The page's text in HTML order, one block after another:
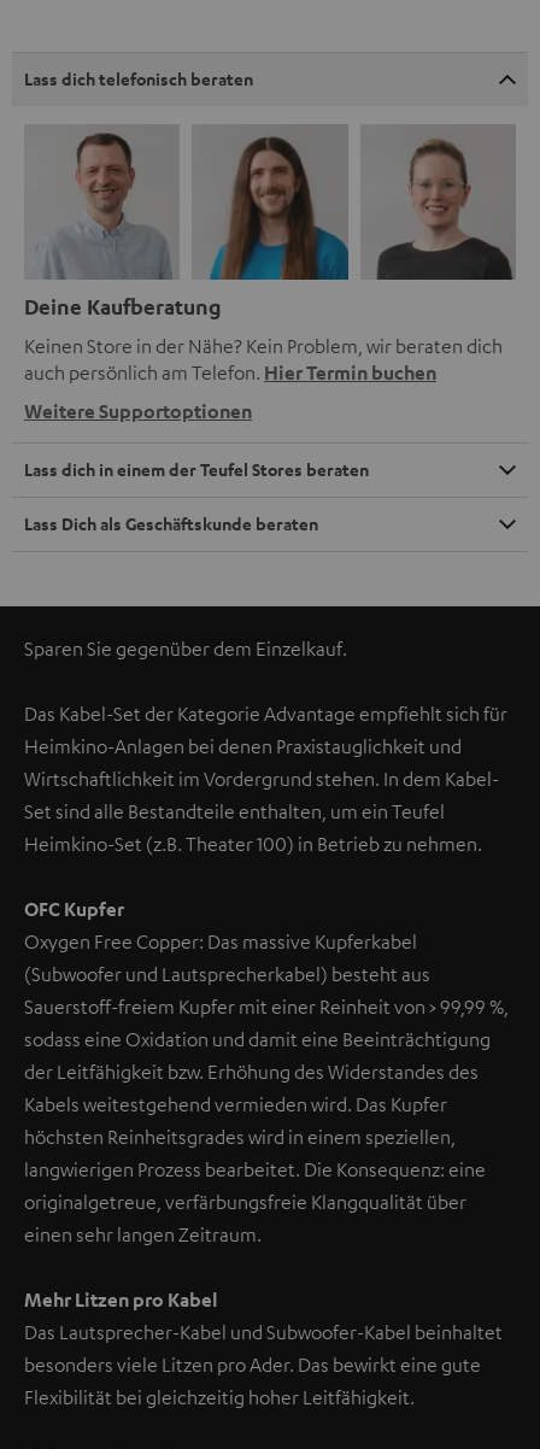
Lass dich telefonisch beraten
Deine Kaufberatung
Keinen Store in der Nähe? Kein Problem, wir beraten dich
auch persönlich am Telefon. Hier Termin buchen
Weitere Supportoptionen
Lass dich in einem der Teufel Stores beraten
Lass Dich als Geschäftskunde beraten
Sparen Sie gegenüber dem Einzelkauf.
Das Kabel-Set der Kategorie Advantage empfiehlt sich für
Heimkino-Anlagen bei denen Praxistauglichkeit und
Wirtschaftlichkeit im Vordergrund stehen. In dem Kabel-
Set sind alle Bestandteile enthalten, um ein Teufel
Heimkino-Set (z.B. Theater 100) in Betrieb zu nehmen.
OFC Kupfer
Oxygen Free Copper: Das massive Kupferkabel
(Subwoofer und Lautsprecherkabel) besteht aus
Sauerstoff-freiem Kupfer mit einer Reinheit von > 99,99 %,
sodass eine Oxidation und damit eine Beeinträchtigung
der Leitfähigkeit bzw. Erhöhung des Widerstandes des
Kabels weitestgehend vermieden wird. Das Kupfer
höchsten Reinheitsgrades wird in einem speziellen,
langwierigen Prozess bearbeitet. Die Konsequenz: eine
originalgetreue, verfärbungsfreie Klangqualität über
einen sehr langen Zeitraum.
Mehr Litzen pro Kabel
Das Lautsprecher-Kabel und Subwoofer-Kabel beinhaltet
besonders viele Litzen pro Ader. Das bewirkt eine gute
Flexibilität bei gleichzeitig hoher Leitfähigkeit.